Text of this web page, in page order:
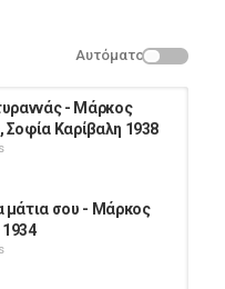
μου
Αυτόματο
- Mάρκος
Σοφία Καρίβαλη 1938
μάτια σου - Mάρκος